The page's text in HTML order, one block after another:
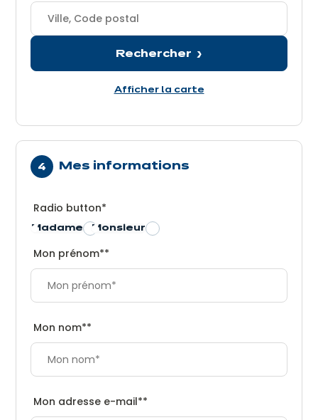
Rechercher
Afficher la carte
Mes informations
Radio button*
Madame Monsieur
Mon prénom**
Mon nom**
Mon adresse e-mail**